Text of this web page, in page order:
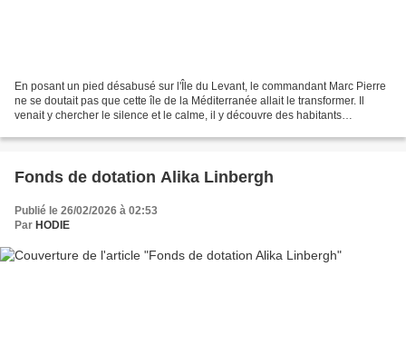
En posant un pied désabusé sur l'Île du Levant, le commandant Marc Pierre
ne se doutait pas que cette île de la Méditerranée allait le transformer. Il
venait y chercher le silence et le calme, il y découvre des habitants
Fonds de dotation Alika Linbergh
Publié le 26/02/2026 à 02:53
Par HODIE